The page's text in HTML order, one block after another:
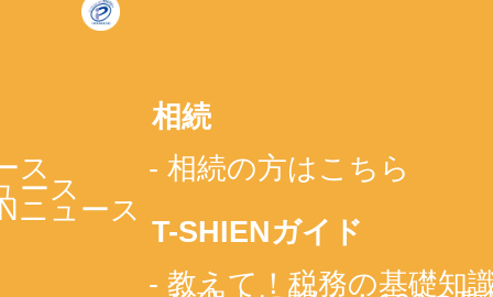
ス
ース
ニュース
相続
- 相続の方はこちら
T-SHIENガイド
- 教えて！税務の基礎知